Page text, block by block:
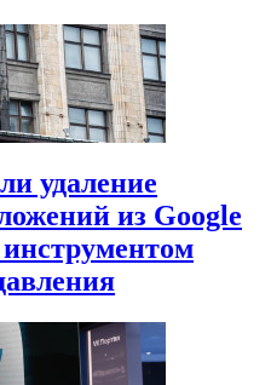
удаление
из Google